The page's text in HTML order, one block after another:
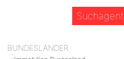
Suchagent
BUNDESLÄNDER